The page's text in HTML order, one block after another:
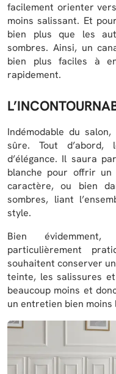
facilement orienter
moins salissant. Et
bien plus que les
sombres. Ainsi, un
bien plus faciles à
rapidement.
Indémodable du salon,
sûre. Tout d’abord,
d’élégance. Il saura
blanche pour offrir
caractère, ou bien
sombres, liant
style.
Bien
particulièrement
souhaitent conserver
teinte, les salissures
beaucoup moins et
un entretien bien